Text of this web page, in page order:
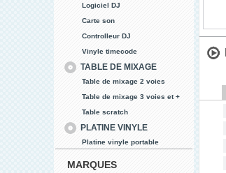
Logiciel DJ
Carte son
Controlleur DJ
Vinyle timecode
TABLE DE MIXAGE
Table de mixage 2 voies
Table de mixage 3 voies et +
Table scratch
PLATINE VINYLE
Platine vinyle portable
MARQUES